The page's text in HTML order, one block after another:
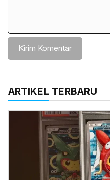
ARTIKEL TERBARU